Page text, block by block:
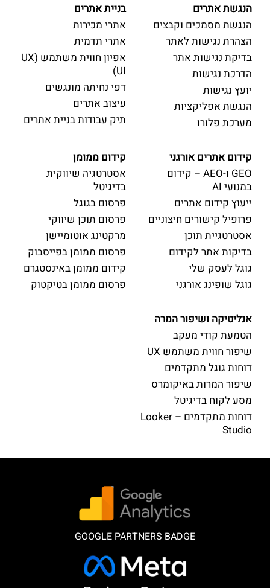
הנגשת אתרים
הנגשת מסמכים וקבצים
הצהרת נגישות לאתר
בדיקת נגישות אתר
הדרכת נגישות
יועץ נגישות
הנגשת אפליקציות
מערכת פלורו
בניית אתרים
אתרי מכירות
אתרי תדמית
אפיון חווית משתמש (UX
UI)
דפי נחיתה מונגשים
עיצוב אתרים
תיק עבודות בניית אתרים
קידום אתרים אורגני
GEO ו-AEO – קידום
במנועי AI
ייעוץ קידום אתרים
פרופיל קישורים חיצוניים
אסטרטגיית תוכן
בדיקות אתר לקידום
גוגל לעסק שלי
גוגל שופינג אורגני
קידום ממומן
אסטרטגיה שיווקית
בדיגיטל
פרסום בגוגל
פרסום תוכן שיווקי
מרקטינג אוטומיישן
פרסום ממומן בפייסבוק
קידום ממומן באינסטגרם
פרסום ממומן בטיקטוק
אנליטיקה ושיפור המרה
הטמעת קודי מעקב
שיפור חווית משתמש UX
דוחות גוגל מתקדמים
שיפור המרות באיקומרס
מסע לקוח בדיגיטל
דוחות מתקדמים – Looker
Studio
GOOGLE PARTNERS BADGE